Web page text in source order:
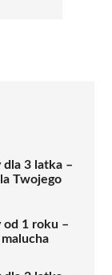
dla 3 latka –
Twojego
od 1 roku –